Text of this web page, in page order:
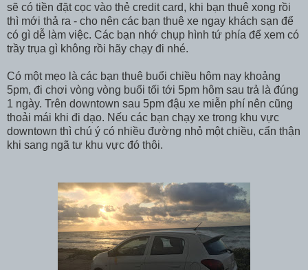
sẽ có tiền đặt cọc vào thẻ credit card, khi bạn thuê xong rồi
thì mới thả ra - cho nên các bạn thuê xe ngay khách sạn để
có gì dễ làm việc. Các bạn nhớ chụp hình tứ phía để xem có
trầy trụa gì không rồi hãy chạy đi nhé.
Có một mẹo là các bạn thuê buổi chiều hôm nay khoảng
5pm, đi chơi vòng vòng buổi tối tới 5pm hôm sau trả là đúng
1 ngày. Trên downtown sau 5pm đậu xe miễn phí nên cũng
thoải mái khi đi dạo. Nếu các bạn chạy xe trong khu vực
downtown thì chú ý có nhiều đường nhỏ một chiều, cẩn thận
khi sang ngã tư khu vực đó thôi.